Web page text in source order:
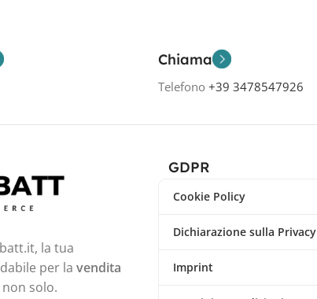
Chiama
Telefono +39 3478547926
la tua
per la vendita
non solo.
GDPR
Cookie Policy
Dichiarazione sulla Privacy
Imprint